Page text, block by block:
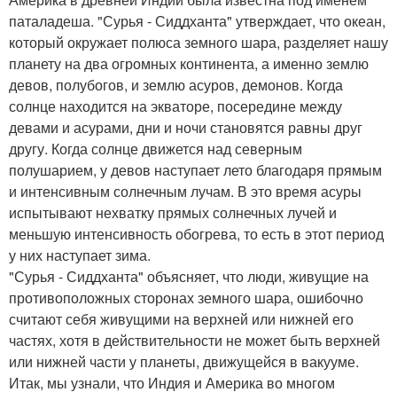
паталадеша. "Сурья - Сиддханта" утверждает, что океан,
который окружает полюса земного шара, разделяет нашу
планету на два огромных континента, а именно землю
девов, полубогов, и землю асуров, демонов. Когда
солнце находится на экваторе, посередине между
девами и асурами, дни и ночи становятся равны друг
другу. Когда солнце движется над северным
полушарием, у девов наступает лето благодаря прямым
и интенсивным солнечным лучам. В это время асуры
испытывают нехватку прямых солнечных лучей и
меньшую интенсивность обогрева, то есть в этот период
у них наступает зима.
"Сурья - Сиддханта" объясняет, что люди, живущие на
противоположных сторонах земного шара, ошибочно
считают себя живущими на верхней или нижней его
частях, хотя в действительности не может быть верхней
или нижней части у планеты, движущейся в вакууме.
Итак, мы узнали, что Индия и Америка во многом